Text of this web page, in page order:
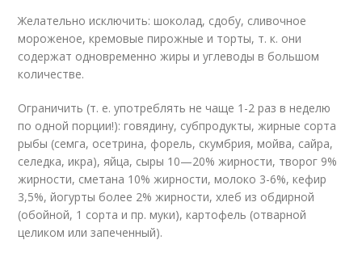
Желательно исключить: шоколад, сдобу, сливочное
мороженое, кремовые пирожные и торты, т. к. они
содержат одновременно жиры и углеводы в боль­шом
количестве.
Ограничить (т. е. употреблять не чаще 1-2 раз в неделю
по одной порции!): говядину, субпродукты, жирные сорта
рыбы (семга, осетрина, форель, скумбрия, мойва, сайра,
селедка, икра), яйца, сыры 10—20% жирности, творог 9%
жирности, сметана 10% жирности, молоко 3-6%, кефир
3,5%, йогурты более 2% жирности, хлеб из обдирной
(обойной, 1 сорта и пр. муки), картофель (отварной
целиком или запеченный).